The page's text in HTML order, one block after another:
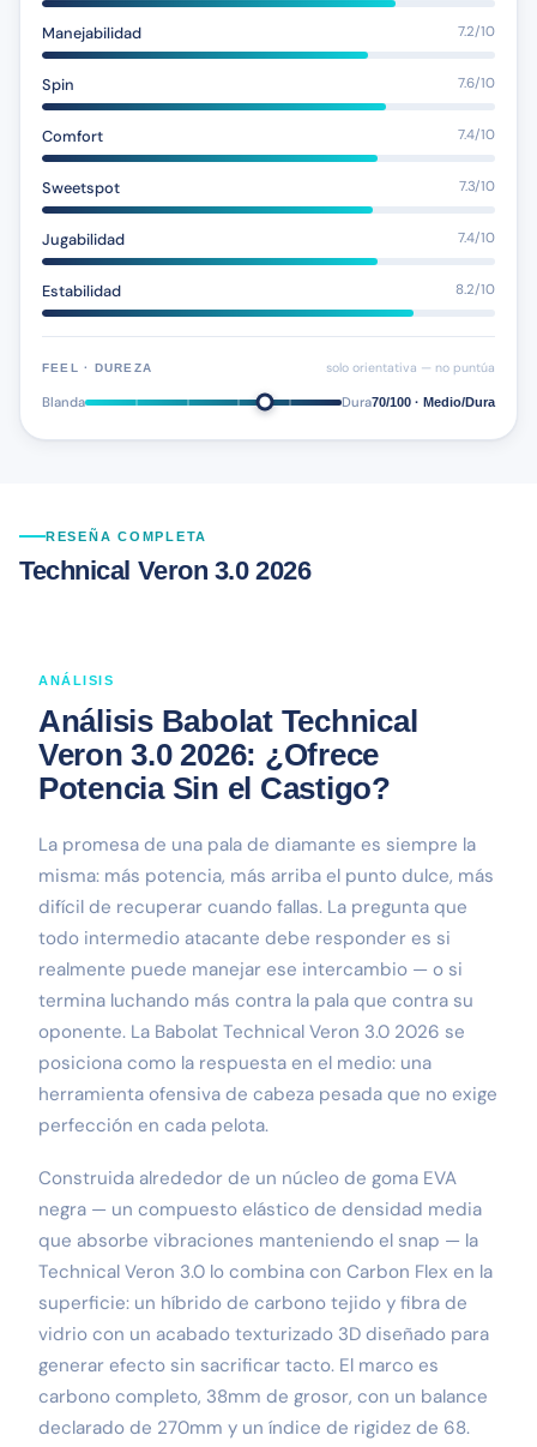
Manejabilidad 7.2/10
Spin 7.6/10
Comfort 7.4/10
Sweetspot 7.3/10
Jugabilidad 7.4/10
Estabilidad 8.2/10
FEEL · DUREZA solo orientativa — no puntúa
Blanda Dura70/100 · Medio/Dura
RESEÑA COMPLETA
Technical Veron 3.0 2026
ANÁLISIS
Análisis Babolat Technical
Veron 3.0 2026: ¿Ofrece
Potencia Sin el Castigo?
La promesa de una pala de diamante es siempre la
misma: más potencia, más arriba el punto dulce, más
difícil de recuperar cuando fallas. La pregunta que
todo intermedio atacante debe responder es si
realmente puede manejar ese intercambio — o si
termina luchando más contra la pala que contra su
oponente. La Babolat Technical Veron 3.0 2026 se
posiciona como la respuesta en el medio: una
herramienta ofensiva de cabeza pesada que no exige
perfección en cada pelota.
Construida alrededor de un núcleo de goma EVA
negra — un compuesto elástico de densidad media
que absorbe vibraciones manteniendo el snap — la
Technical Veron 3.0 lo combina con Carbon Flex en la
superficie: un híbrido de carbono tejido y fibra de
vidrio con un acabado texturizado 3D diseñado para
generar efecto sin sacrificar tacto. El marco es
carbono completo, 38mm de grosor, con un balance
declarado de 270mm y un índice de rigidez de 68.